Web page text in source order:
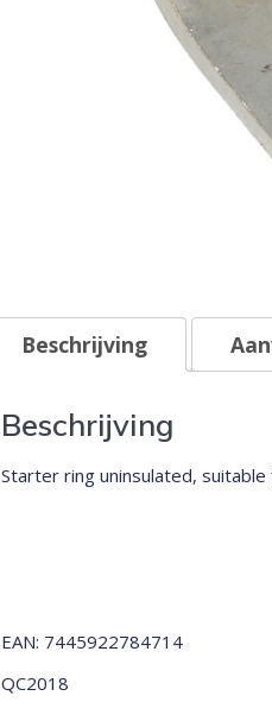
Beschrijving
Beschrijving
Starter ring uninsulated,
EAN: 7445922784714
QC2018